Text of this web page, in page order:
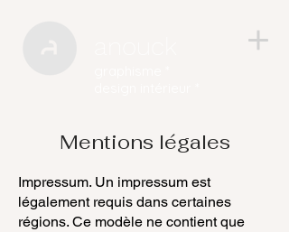
Mentions légales
Impressum. Un impressum est
légalement requis dans certaines
régions. Ce modèle ne contient que